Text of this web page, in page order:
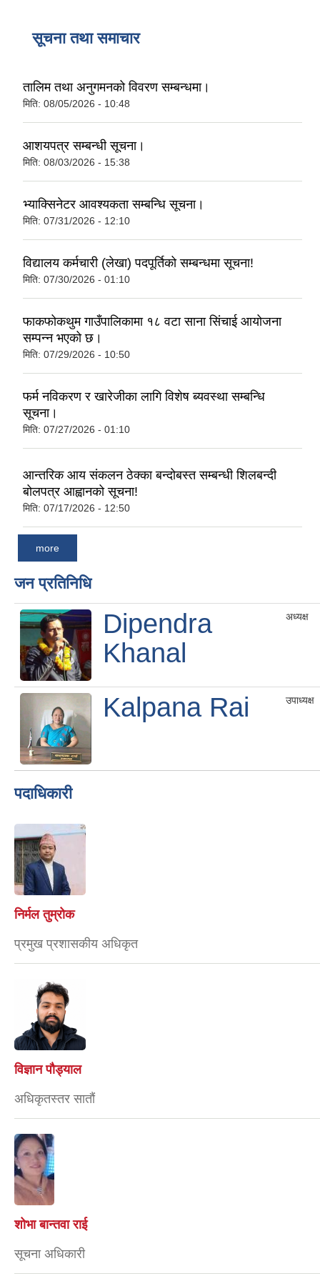
सूचना तथा समाचार
तालिम तथा अनुगमनको विवरण सम्बन्धमा।
मिति: 08/05/2026 - 10:48
आशयपत्र सम्बन्धी सूचना।
मिति: 08/03/2026 - 15:38
भ्याक्सिनेटर आवश्यकता सम्बन्धि सूचना।
मिति: 07/31/2026 - 12:10
विद्यालय कर्मचारी (लेखा) पदपूर्तिको सम्बन्धमा सूचना!
मिति: 07/30/2026 - 01:10
फाकफोकथुम गाउँपालिकामा १८ वटा साना सिंचाई आयोजना
सम्पन्न भएको छ।
मिति: 07/29/2026 - 10:50
फर्म नविकरण र खारेजीका लागि विशेष ब्यवस्था सम्बन्धि
सूचना।
मिति: 07/27/2026 - 01:10
आन्तरिक आय संकलन ठेक्का बन्दोबस्त सम्बन्धी शिलबन्दी
बोलपत्र आह्वानको सूचना!
मिति: 07/17/2026 - 12:50
more
जन प्रतिनिधि
Dipendra
Khanal
अध्यक्ष
Kalpana Rai उपाध्यक्ष
पदाधिकारी
निर्मल तुम्रोक
प्रमुख प्रशासकीय अधिकृत
विज्ञान पौड्याल
अधिकृतस्तर सातौं
शोभा बान्तवा राई
सूचना अधिकारी